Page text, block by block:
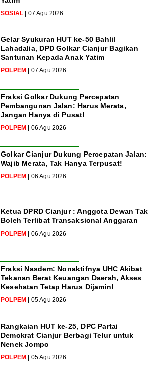
SOSIAL | 07 Agu 2026
Gelar Syukuran HUT ke-50 Bahlil
Lahadalia, DPD Golkar Cianjur Bagikan
Santunan Kepada Anak Yatim
POLPEM | 07 Agu 2026
Fraksi Golkar Dukung Percepatan
Pembangunan Jalan: Harus Merata,
Jangan Hanya di Pusat!
POLPEM | 06 Agu 2026
Golkar Cianjur Dukung Percepatan Jalan:
Wajib Merata, Tak Hanya Terpusat!
POLPEM | 06 Agu 2026
Ketua DPRD Cianjur : Anggota Dewan Tak
Boleh Terlibat Transaksional Anggaran
POLPEM | 06 Agu 2026
Fraksi Nasdem: Nonaktifnya UHC Akibat
Tekanan Berat Keuangan Daerah, Akses
Kesehatan Tetap Harus Dijamin!
POLPEM | 05 Agu 2026
Rangkaian HUT ke-25, DPC Partai
Demokrat Cianjur Berbagi Telur untuk
Nenek Jompo
POLPEM | 05 Agu 2026